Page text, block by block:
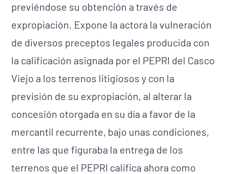
previéndose su obtención a través de
expropiación. Expone la actora la vulneración
de diversos preceptos legales producida con
la calificación asignada por el PEPRI del Casco
Viejo a los terrenos litigiosos y con la
previsión de su expropiación, al alterar la
concesión otorgada en su día a favor de la
mercantil recurrente, bajo unas condiciones,
entre las que figuraba la entrega de los
terrenos que el PEPRI califica ahora como